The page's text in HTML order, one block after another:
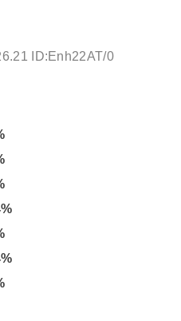
ID:Enh22AT/0